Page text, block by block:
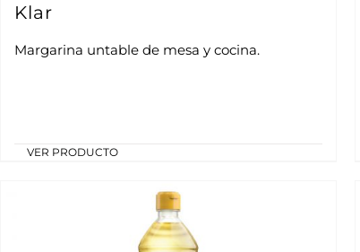
Klar
Margarina untable de mesa y cocina.
VER PRODUCTO